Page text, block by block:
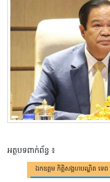
អត្ថបទពាក់ព័ន្ធ ៖
ឯកឧត្តម កិត្តិសង្គហបណ្ឌិត ទេ